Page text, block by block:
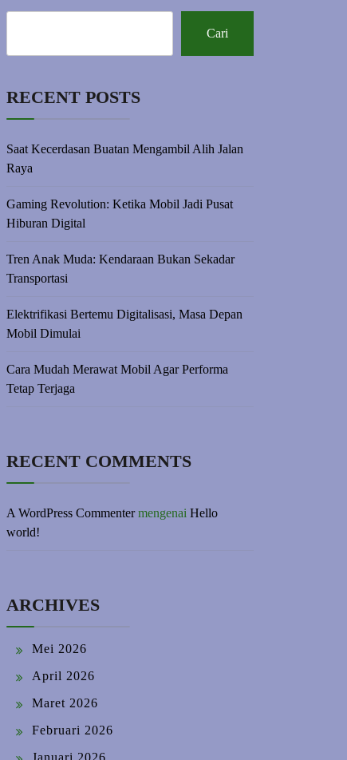
Cari
RECENT POSTS
Saat Kecerdasan Buatan Mengambil Alih Jalan
Raya
Gaming Revolution: Ketika Mobil Jadi Pusat
Hiburan Digital
Tren Anak Muda: Kendaraan Bukan Sekadar
Transportasi
Elektrifikasi Bertemu Digitalisasi, Masa Depan
Mobil Dimulai
Cara Mudah Merawat Mobil Agar Performa
Tetap Terjaga
RECENT COMMENTS
A WordPress Commentermengenai Hello
world!
ARCHIVES
Mei 2026
April 2026
Maret 2026
Februari 2026
Januari 2026